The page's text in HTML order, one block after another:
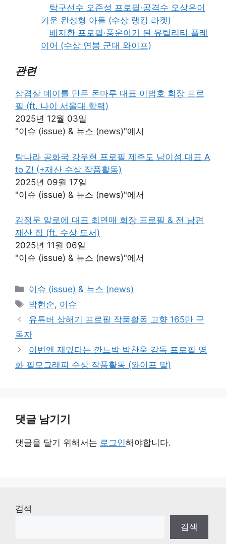
탁구선수 오준성 프로필·공격수 오상은이
키운 완성형 아들 (수상 랭킹 라켓)
배지환 프로필·풍운아가 된 유틸리티 플레
이어 (수상 연봉 군대 와이프)
관련
삼겹살 데이를 만든 돈마루 대표 이범호 회장 프로
필 (ft. 나이 서울대 학력)
2025년 12월 03일
"이슈 (issue) & 뉴스 (news)"에서
탐나라 공화국 강우현 프로필 제주도 남이섬 대표 A
to Z! (+재산 수상 작품활동)
2025년 09월 17일
"이슈 (issue) & 뉴스 (news)"에서
김정문 알로에 대표 최연매 회장 프로필 & 전 남편
재산 집 (ft. 수상 도서)
2025년 11월 06일
"이슈 (issue) & 뉴스 (news)"에서
카
테
리
이슈 (issue) & 뉴스 (news)
태
그
박현순, 이슈
유튜버 상해기 프로필 작품활동 고향 165만 구
독자
이번엔 재밌다는 깐느박 박찬욱 감독 프로필 영
화 필모그래피 수상 작품활동 (와이프 딸)
댓글 남기기
댓글을 달기 위해서는 로그인해야합니다.
검색
검색